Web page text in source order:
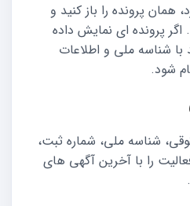
همان پرونده را باز کنید و
اگر پرونده ای نمایش داده
با شناسه ملی و اطلاعات
شود.
شناسه ملی، شماره ثبت،
را با آخرین آگهی های